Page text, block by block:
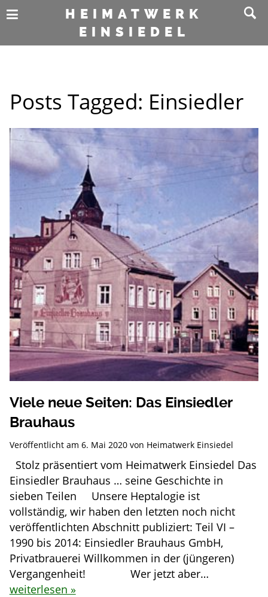
HEIMATWERK
EINSIEDEL
Posts Tagged: Einsiedler
Viele neue Seiten: Das Einsiedler
Brauhaus
Veröffentlicht am 6. Mai 2020von Heimatwerk Einsiedel
Stolz präsentiert vom Heimatwerk Einsiedel Das
Einsiedler Brauhaus … seine Geschichte in
sieben Teilen Unsere Heptalogie ist
vollständig, wir haben den letzten noch nicht
veröffentlichten Abschnitt publiziert: Teil VI –
1990 bis 2014: Einsiedler Brauhaus GmbH,
Privatbrauerei Willkommen in der (jüngeren)
Vergangenheit! Wer jetzt aber…
weiterlesen »